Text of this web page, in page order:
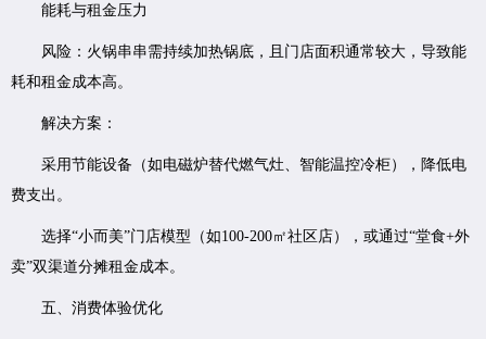
能耗与租金压力
风险：火锅串串需持续加热锅底，且门店面积通常较大，导致能
耗和租金成本高。
解决方案：
采用节能设备（如电磁炉替代燃气灶、智能温控冷柜），降低电
费支出。
选择“小而美”门店模型（如100-200㎡社区店），或通过“堂食+外
卖”双渠道分摊租金成本。
五、消费体验优化